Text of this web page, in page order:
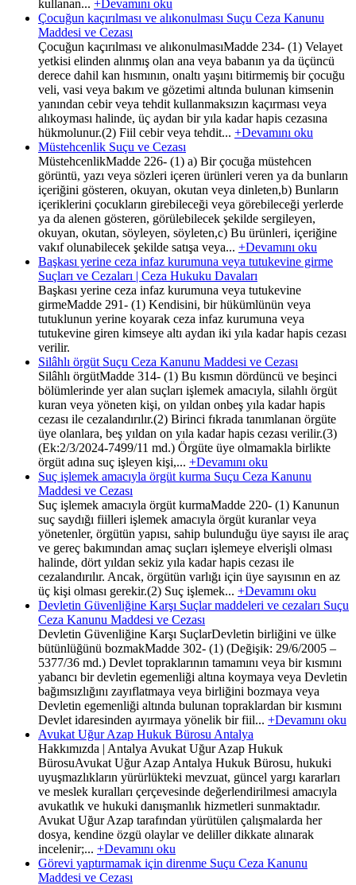
kullanan... +Devamını oku
Çocuğun kaçırılması ve alıkonulması Suçu Ceza Kanunu
Maddesi ve Cezası
Çocuğun kaçırılması ve alıkonulmasıMadde 234- (1) Velayet
yetkisi elinden alınmış olan ana veya babanın ya da üçüncü
derece dahil kan hısmının, onaltı yaşını bitirmemiş bir çocuğu
veli, vasi veya bakım ve gözetimi altında bulunan kimsenin
yanından cebir veya tehdit kullanmaksızın kaçırması veya
alıkoyması halinde, üç aydan bir yıla kadar hapis cezasına
hükmolunur.(2) Fiil cebir veya tehdit... +Devamını oku
Müstehcenlik Suçu ve Cezası
MüstehcenlikMadde 226- (1) a) Bir çocuğa müstehcen
görüntü, yazı veya sözleri içeren ürünleri veren ya da bunların
içeriğini gösteren, okuyan, okutan veya dinleten,b) Bunların
içeriklerini çocukların girebileceği veya görebileceği yerlerde
ya da alenen gösteren, görülebilecek şekilde sergileyen,
okuyan, okutan, söyleyen, söyleten,c) Bu ürünleri, içeriğine
vakıf olunabilecek şekilde satışa veya... +Devamını oku
Başkası yerine ceza infaz kurumuna veya tutukevine girme
Suçları ve Cezaları | Ceza Hukuku Davaları
Başkası yerine ceza infaz kurumuna veya tutukevine
girmeMadde 291- (1) Kendisini, bir hükümlünün veya
tutuklunun yerine koyarak ceza infaz kurumuna veya
tutukevine giren kimseye altı aydan iki yıla kadar hapis cezası
verilir.
Silâhlı örgüt Suçu Ceza Kanunu Maddesi ve Cezası
Silâhlı örgütMadde 314- (1) Bu kısmın dördüncü ve beşinci
bölümlerinde yer alan suçları işlemek amacıyla, silahlı örgüt
kuran veya yöneten kişi, on yıldan onbeş yıla kadar hapis
cezası ile cezalandırılır.(2) Birinci fıkrada tanımlanan örgüte
üye olanlara, beş yıldan on yıla kadar hapis cezası verilir.(3)
(Ek:2/3/2024-7499/11 md.) Örgüte üye olmamakla birlikte
örgüt adına suç işleyen kişi,... +Devamını oku
Suç işlemek amacıyla örgüt kurma Suçu Ceza Kanunu
Maddesi ve Cezası
Suç işlemek amacıyla örgüt kurmaMadde 220- (1) Kanunun
suç saydığı fiilleri işlemek amacıyla örgüt kuranlar veya
yönetenler, örgütün yapısı, sahip bulunduğu üye sayısı ile araç
ve gereç bakımından amaç suçları işlemeye elverişli olması
halinde, dört yıldan sekiz yıla kadar hapis cezası ile
cezalandırılır. Ancak, örgütün varlığı için üye sayısının en az
üç kişi olması gerekir.(2) Suç işlemek... +Devamını oku
Devletin Güvenliğine Karşı Suçlar maddeleri ve cezaları Suçu
Ceza Kanunu Maddesi ve Cezası
Devletin Güvenliğine Karşı SuçlarDevletin birliğini ve ülke
bütünlüğünü bozmakMadde 302- (1) (Değişik: 29/6/2005 –
5377/36 md.) Devlet topraklarının tamamını veya bir kısmını
yabancı bir devletin egemenliği altına koymaya veya Devletin
bağımsızlığını zayıflatmaya veya birliğini bozmaya veya
Devletin egemenliği altında bulunan topraklardan bir kısmını
Devlet idaresinden ayırmaya yönelik bir fiil... +Devamını oku
Avukat Uğur Azap Hukuk Bürosu Antalya
Hakkımızda | Antalya Avukat Uğur Azap Hukuk
BürosuAvukat Uğur Azap Antalya Hukuk Bürosu, hukuki
uyuşmazlıkların yürürlükteki mevzuat, güncel yargı kararları
ve meslek kuralları çerçevesinde değerlendirilmesi amacıyla
avukatlık ve hukuki danışmanlık hizmetleri sunmaktadır.
Avukat Uğur Azap tarafından yürütülen çalışmalarda her
dosya, kendine özgü olaylar ve deliller dikkate alınarak
incelenir;... +Devamını oku
Görevi yaptırmamak için direnme Suçu Ceza Kanunu
Maddesi ve Cezası